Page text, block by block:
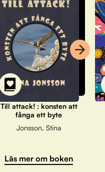
Till attack! : konsten att
fånga ett byte
Jonsson, Stina
Läs mer om boken